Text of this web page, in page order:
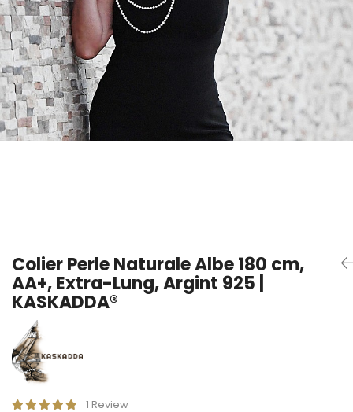
Seturi Perle cu Argint
Brățări cu Perle
Pandantive cu Perle
Brose cu Perle
Colier Perle Naturale Albe 180 cm,
AA+, Extra-Lung, Argint 925 |
KASKADDA®
1 Review